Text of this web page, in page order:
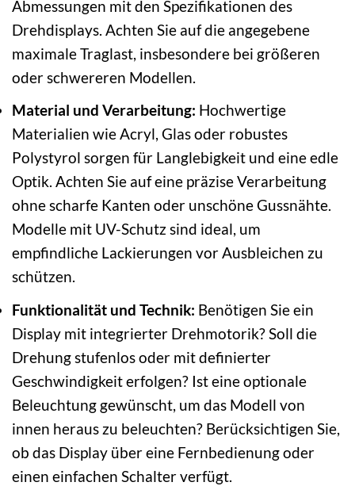
Abmessungen mit den Spezifikationen des
Drehdisplays. Achten Sie auf die angegebene
maximale Traglast, insbesondere bei größeren
oder schwereren Modellen.
Material und Verarbeitung: Hochwertige
Materialien wie Acryl, Glas oder robustes
Polystyrol sorgen für Langlebigkeit und eine edle
Optik. Achten Sie auf eine präzise Verarbeitung
ohne scharfe Kanten oder unschöne Gussnähte.
Modelle mit UV-Schutz sind ideal, um
empfindliche Lackierungen vor Ausbleichen zu
schützen.
Funktionalität und Technik: Benötigen Sie ein
Display mit integrierter Drehmotorik? Soll die
Drehung stufenlos oder mit definierter
Geschwindigkeit erfolgen? Ist eine optionale
Beleuchtung gewünscht, um das Modell von
innen heraus zu beleuchten? Berücksichtigen Sie,
ob das Display über eine Fernbedienung oder
einen einfachen Schalter verfügt.